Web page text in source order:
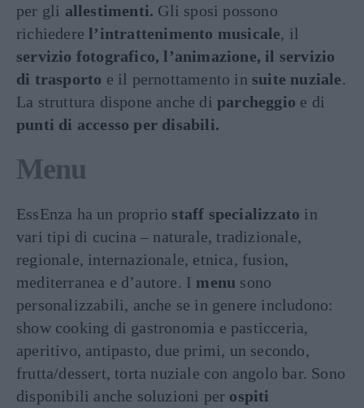
per gli allestimenti. Gli sposi possono
richiedere l’intrattenimento musicale, il
servizio fotografico, l’animazione, il servizio
di trasporto e il pernottamento in suite nuziale.
La struttura dispone anche di parcheggio e di
punti di accesso per disabili.
Menu
EssEnza ha un proprio staff specializzato in
vari tipi di cucina – naturale, tradizionale,
regionale, internazionale, etnica, fusion,
mediterranea e d’autore. I menu sono
personalizzabili, anche se in genere includono:
show cooking di gastronomia e pasticceria,
aperitivo, antipasto, due primi, un secondo,
frutta/dessert, torta nuziale con angolo bar. Sono
disponibili anche soluzioni per ospiti